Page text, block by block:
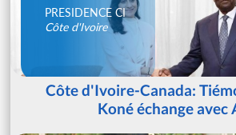
PRESIDENCE CI
Côte d'Ivoire
Côte d'Ivoire-Canada:
Koné échange avec